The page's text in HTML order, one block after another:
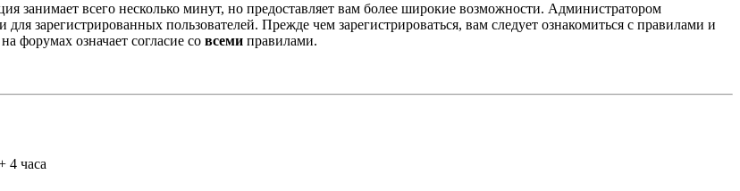
занимает всего несколько минут, но предоставляет вам более широкие возможности. Администратором
зарегистрированных пользователей. Прежде чем зарегистрироваться, вам следует ознакомиться с правилами и
форумах означает согласие со всеми правилами.
4 часа